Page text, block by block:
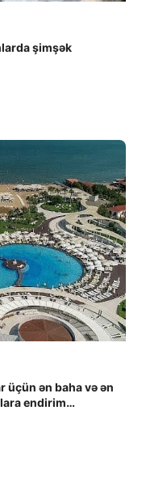
şimşək
üçün ən baha və ən
endirim…